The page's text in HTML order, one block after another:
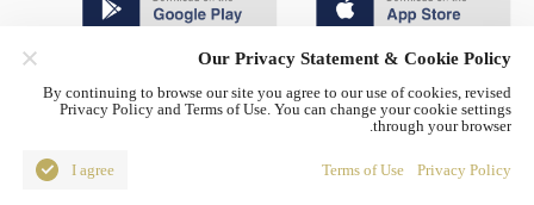
© China Radio International.CRI. All Rights Reserved. 16A
Shijingshan Road, Beijing, China. 100040
Our Privacy Statement & Cookie Policy
By continuing to browse our site you agree to our use of cookies, revised
Privacy Policy and Terms of Use. You can change your cookie settings
through your browser.
Privacy Policy
Terms of Use
I agree